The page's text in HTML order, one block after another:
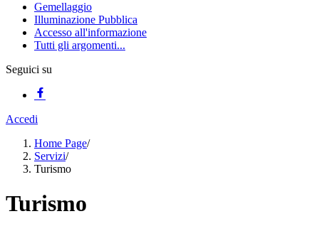
Gemellaggio
Illuminazione Pubblica
Accesso all'informazione
Tutti gli argomenti...
Seguici su
Accedi
Home Page/
Servizi/
Turismo
Turismo